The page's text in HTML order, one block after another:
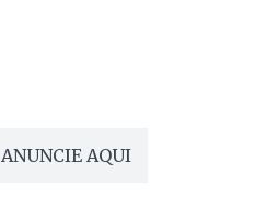
ANUNCIE AQUI